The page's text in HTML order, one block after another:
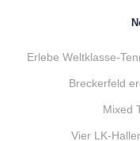
Erlebe Weltklasse-
Breckerfeld
Mixed
Vier LK-